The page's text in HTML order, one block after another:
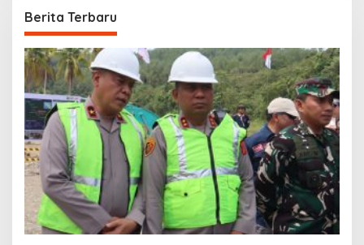
Berita Terbaru